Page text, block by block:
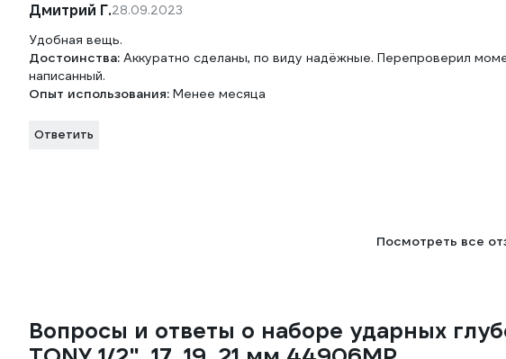
Дмитрий Г.28.09.2023
Удобная вещь.
Достоинства: Аккуратно сделаны, по виду надёжные. Перепроверил
написанный.
Опыт использования: Менее месяца
Ответить
Посмотреть все
Вопросы и ответы о наборе ударных